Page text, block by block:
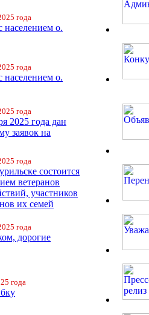
года
населением о.
года
населением о.
года
2025 года дан
заявок на
года
состоится
ветеранов
участников
их семей
года
дорогие
года